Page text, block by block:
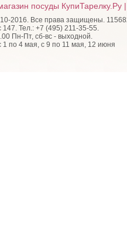
посуды КупиТарелку.Ру |
2016. Все права защищены.
147. Тел.: +7 (495) 211-35-55.
Пн-Пт, сб-вс - выходной.
1 по 4 мая, с 9 по 11 мая, 12 июня